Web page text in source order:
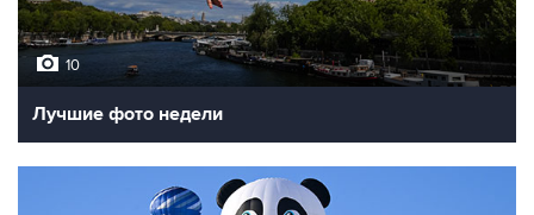
10
Лучшие фото недели